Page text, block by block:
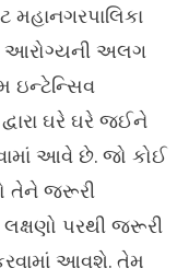
મહાનગરપાલિકા
આરોગ્યની અલગ
ઇન્ટેન્સિવ
ઘરે ઘરે જઈને
આવે છે. જો કોઈ
તેને જરૂરી
પરથી જરૂરી
આવશે. તેમ